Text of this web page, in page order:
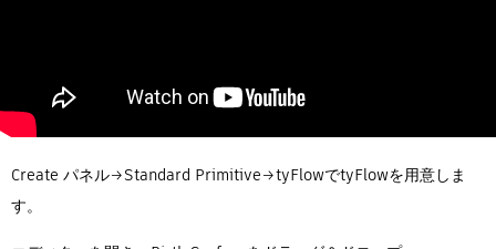
Create パネル→Standard Primitive→tyFlowでtyFlowを用意しま
す。